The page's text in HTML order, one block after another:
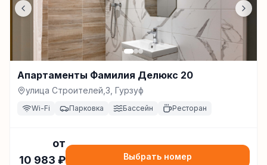
Апартаменты Фамилия Делюкс 20
улица Строителей,3, Гурзуф
Wi-Fi Парковка Бассейн Ресторан
от
10 983 ₽ Выбрать номер